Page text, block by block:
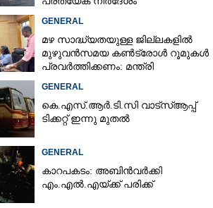
GENERAL
മഴ സാദ്ധ്യതയുള്ള ജില്ലകളിൽ
മുഴുവൻസമയ കൺട്രോൾ റൂമുകൾ
പ്രവർത്തിക്കണം: മന്ത്രി
GENERAL
കെ.എസ്.ആർ.ടി.സി വാട്സ്ആപ്പ്
ടിക്കറ്റ് ഇന്നു മുതൽ
GENERAL
കാറപകടം: അബിൻവർക്കി
എം.എൽ.എയ്ക്ക് പരിക്ക്